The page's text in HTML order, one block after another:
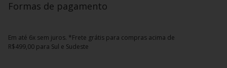
Formas de pagamento
Em até 6x sem juros. *Frete grátis para compras acima de
R$499,00 para Sul e Sudeste